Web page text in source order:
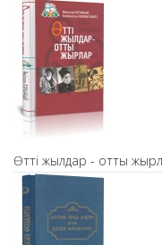
Өтті жылдар - отты